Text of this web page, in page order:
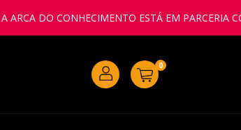
DO CONHECIMENTO ESTÁ EM PARCERIA COM
0